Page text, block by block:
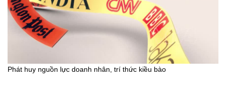
Phát huy nguồn lực doanh nhân, trí thức kiều bào